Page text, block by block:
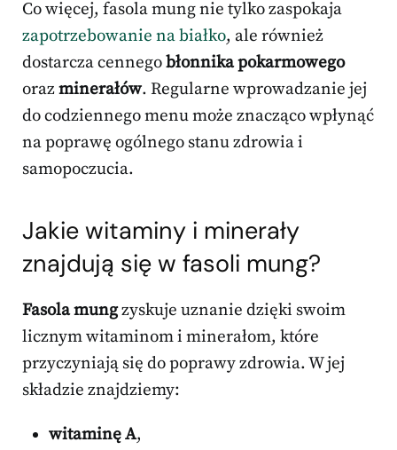
Co więcej, fasola mung nie tylko zaspokaja
zapotrzebowanie na białko, ale również
dostarcza cennegobłonnika pokarmowego
orazminerałów. Regularne wprowadzanie jej
do codziennego menu może znacząco wpłynąć
na poprawę ogólnego stanu zdrowia i
samopoczucia.
Jakie witaminy i minerały
znajdują się w fasoli mung?
Fasola mungzyskuje uznanie dzięki swoim
licznym witaminom i minerałom, które
przyczyniają się do poprawy zdrowia. W jej
składzie znajdziemy:
witaminę A,